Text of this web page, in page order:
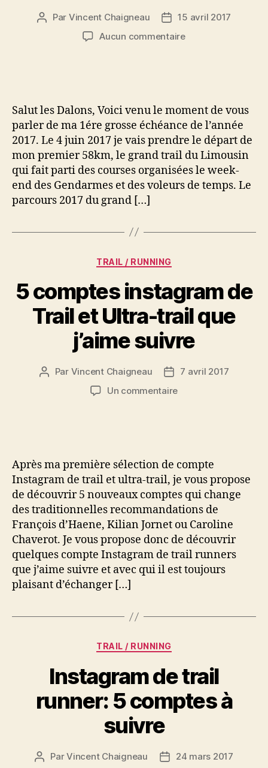
Auteur
Par Vincent Chaigneau
Date
de
15 avril 2017
Aucun commentairesur
–
Les
gendarmes
et
les
voleurs
Salut les Dalons, Voici venu le moment de vous
parler de ma 1ére grosse échéance de l’année
2017. Le 4 juin 2017 je vais prendre le départ de
mon premier 58km, le grand trail du Limousin
qui fait parti des courses organisées le week-
end des Gendarmes et des voleurs de temps. Le
parcours 2017 du grand […]
Catégories
TRAIL / RUNNING
5 comptes instagram de
Trail et Ultra-trail que
j’aime suivre
Auteur
Par Vincent Chaigneau
Date
de
7 avril 2017
Un commentairesur
et
Ultra-
trail
que
j’aime
suivre
Après ma première sélection de compte
Instagram de trail et ultra-trail, je vous propose
de découvrir 5 nouveaux comptes qui change
des traditionnelles recommandations de
François d’Haene, Kilian Jornet ou Caroline
Chaverot. Je vous propose donc de découvrir
quelques compte Instagram de trail runners
que j’aime suivre et avec qui il est toujours
plaisant d’échanger […]
Catégories
TRAIL / RUNNING
Instagram de trail
runner: 5 comptes à
suivre
Auteur
ParVincent Chaigneau
Date24 mars 2017